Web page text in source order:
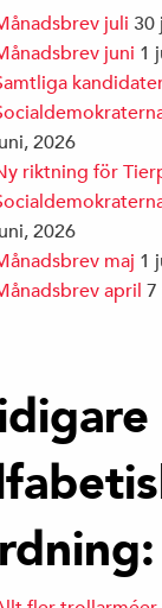
juli 30
juni 1
2026
riktning för
2026
maj 1
april 7